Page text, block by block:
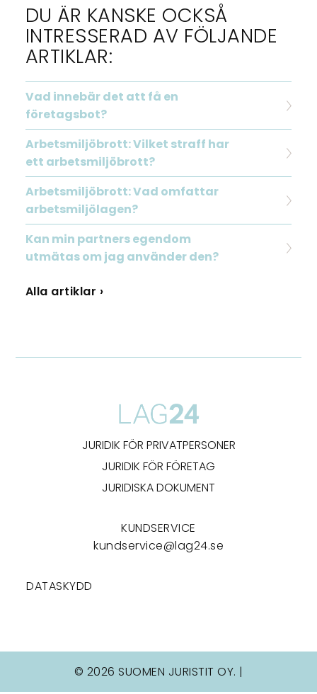
DU ÄR KANSKE OCKSÅ
INTRESSERAD AV FÖLJANDE
ARTIKLAR:
Vad innebär det att få en
företagsbot?
Arbetsmiljöbrott: Vilket straff har
ett arbetsmiljöbrott?
Arbetsmiljöbrott: Vad omfattar
arbetsmiljölagen?
Kan min partners egendom
utmätas om jag använder den?
Alla artiklar ›
JURIDIK FÖR PRIVATPERSONER
JURIDIK FÖR FÖRETAG
JURIDISKA DOKUMENT
KUNDSERVICE
kundservice@lag24.se
DATASKYDD
© 2026 SUOMEN JURISTIT OY. |